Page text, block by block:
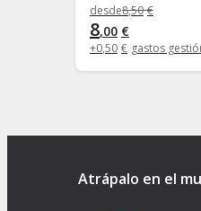
desde8,50 €
8,00 €
+0,50 € gastos
Atrápalo en el